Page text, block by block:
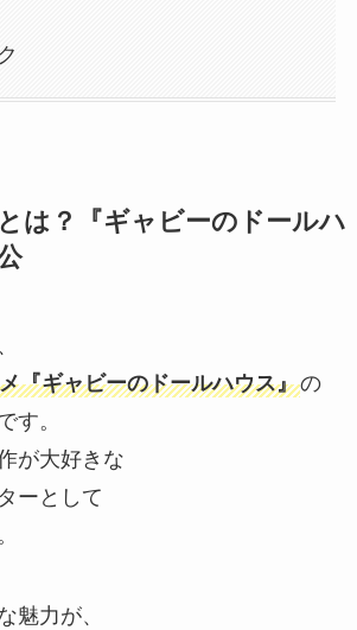
は？『ギャビーのドールハ
『ギャビーのドールハウス』の
す。
が大好きな
ーとして
魅力が、